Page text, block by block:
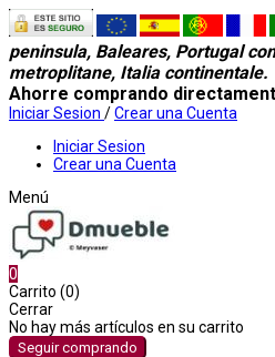
peninsula, Baleares, Portugal
metroplitane, Italia continentale.
Ahorre comprando
Iniciar Sesion /Crear una Cuenta
Iniciar Sesion
Crear una Cuenta
Menú
0
Carrito (0)
Cerrar
No hay más artículos en su carrito
Seguir comprando